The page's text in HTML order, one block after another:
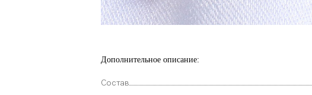
Дополнительное описание:
Состав